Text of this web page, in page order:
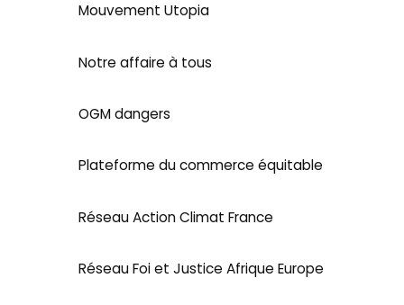
Mouvement Utopia
Notre affaire à tous
OGM dangers
Plateforme du commerce équitable
Réseau Action Climat France
Réseau Foi et Justice Afrique Europe